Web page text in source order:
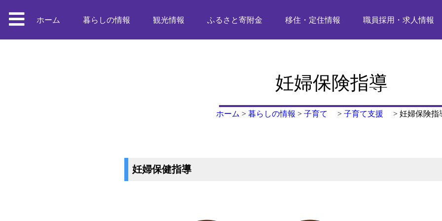
ホーム 暮らしの情報 観光情報 ふるさと寄附金 移住・定住情報 職員採用・求人情報
妊婦保険指導
ホーム > 暮らしの情報 > 子育て > 子育て支援 > 妊婦保険指
妊婦保健指導